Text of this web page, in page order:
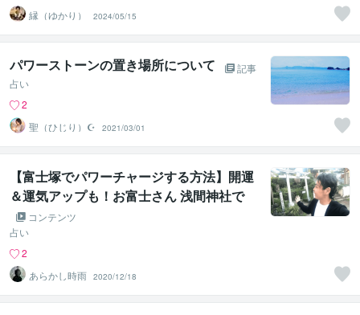
縁（ゆかり）
2024/05/15
パワーストーンの置き場所について
記事
占い
2
聖（ひじり）☪️
2021/03/01
【富士塚でパワーチャージする方法】開運
＆運気アップも！お富士さん 浅間神社で
お塚登り
コンテンツ
占い
2
あらかし時雨 2020/12/18